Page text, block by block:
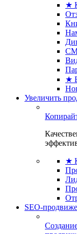
★
★
Увеличить
★
SEO-